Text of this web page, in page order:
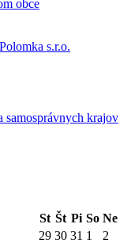
obce
s.r.o.
samosprávnych krajov
St Št Pi So Ne
29 30 31 1
2